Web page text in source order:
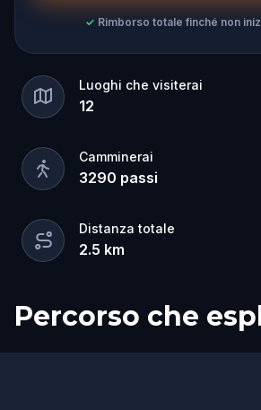
✓ Rimborso totale finché non
Luoghi che visiterai
12
Camminerai
3290 passi
Distanza totale
2.5 km
Percorso che
Inizio
Fine